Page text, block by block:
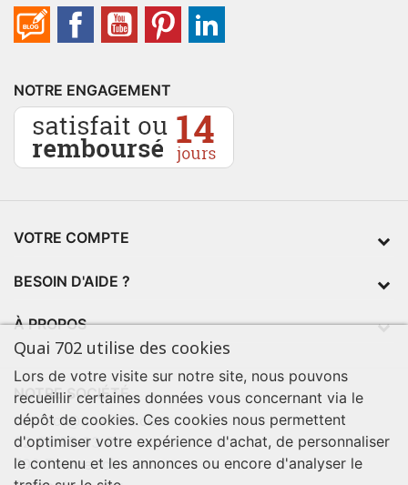
NOTRE ENGAGEMENT
VOTRE COMPTE
BESOIN D'AIDE ?
À PROPOS
NOTRE SOCIÉTÉ
contact@quai702.com
02 98 55 93 94
702 Tourne-Ici
Quai 702 utilise des cookies
Lors de votre visite sur notre site, nous pouvons
recueillir certaines données vous concernant via le
dépôt de cookies. Ces cookies nous permettent
d'optimiser votre expérience d'achat, de personnaliser
le contenu et les annonces ou encore d'analyser le